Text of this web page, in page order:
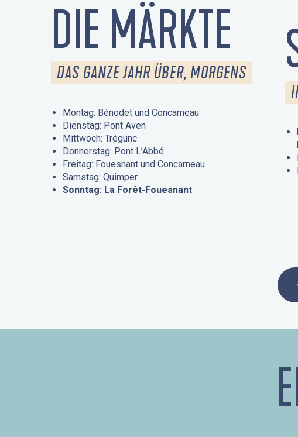
DIE MÄRKTE
DAS GANZE JAHR ÜBER, MORGENS
Montag: Bénodet und Concarneau
Dienstag: Pont Aven
Mittwoch: Trégunc
Donnerstag: Pont L’Abbé
Freitag: Fouesnant und Concarneau
Samstag: Quimper
Sonntag: La Forêt-Fouesnant